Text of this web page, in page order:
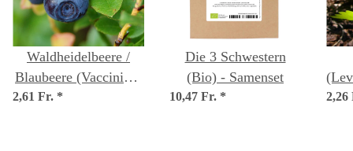
Waldheidelbeere /
Blaubeere (Vaccinium
myrtillus) Bio Saatgut
2,61 Fr. *
Die 3 Schwestern
(Bio) - Samenset
10,47 Fr. *